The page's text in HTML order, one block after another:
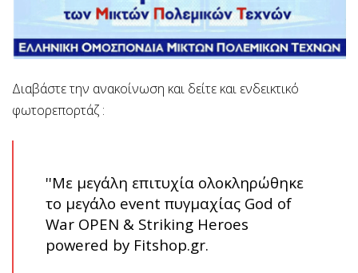
Διαβάστε την ανακοίνωση και δείτε και ενδεικτικό
φωτορεπορτάζ :
''Με μεγάλη επιτυχία ολοκληρώθηκε
το μεγάλο event πυγμαχίας God of
War OPEN & Striking Heroes
powered by Fitshop.gr.